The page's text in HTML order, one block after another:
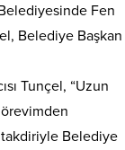
Fen
Belediye Başkan
Tunçel, “Uzun
takdiriyle Belediye